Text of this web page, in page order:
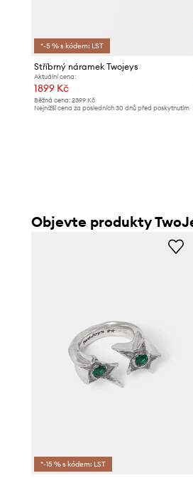
*-5 % s kódem: LST
Stříbrný náramek Twojeys
Aktuální cena:
1899 Kč
Běžná cena: 2399 Kč
Nejnižší cena za posledních 30 dnů před poskytnutím
Objevte produkty
*-15 % s kódem: LST